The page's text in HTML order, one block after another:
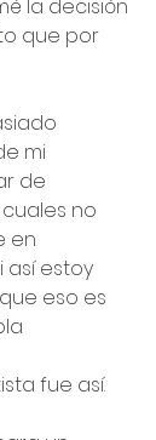
la decisión
que por
mi
de
no
en
así estoy
que eso es
fue así.